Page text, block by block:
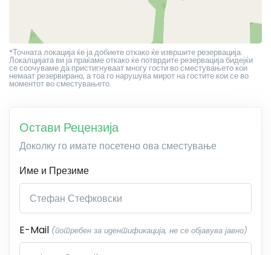
*Точната локација ќе ја добиете откако ќе извршите резервација.
Локалцијата ви ја праќаме откако ќе потврдите резервација бидејќи
се соочуваме да пристигнуваат многу гости во сместувањето кои
немаат резервирано, а тоа го нарушува мирот на гостите кои се во
моментот во сместувањето.
Остави Рецензија
Доколку го имате посетено ова сместување
Име и Презиме
E-Mail (потребен за идентификација, не се објавува јавно)